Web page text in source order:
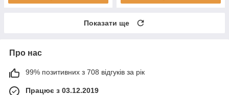
Показати ще
Про нас
99% позитивних з 708 відгуків за рік
Працює з 03.12.2019